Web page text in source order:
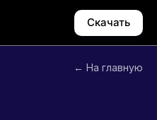
Скачать
← На главную